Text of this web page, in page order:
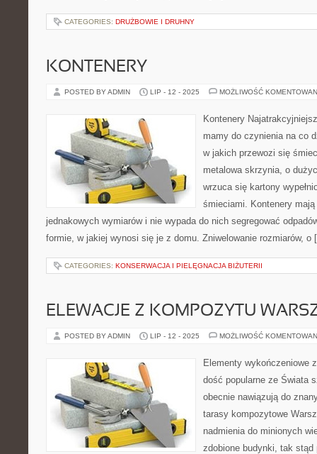
CATEGORIES: DRUŻBOWIE I DRUHNY
KONTENERY
POSTED BY ADMIN LIP - 12 - 2025 MOŻLIWOŚĆ
Kontenery
mamy do czynienia na co
w jakich przewozi się
metalowa skrzynia, o
wrzuca się kartony
śmieciami. Kontenery
jednakowych wymiarów i nie wypada do nich segregować
formie, w jakiej wynosi się je z domu. Zniwelowanie rozmiarów,
CATEGORIES: KONSERWACJA I PIELĘGNACJA BIŻUTERII
ELEWACJE Z KOMPOZYTU
POSTED BY ADMIN LIP - 12 - 2025 MOŻLIWOŚĆ
Elementy wykończeniowe
dość popularne ze Świata
obecnie nawiązują do
tarasy kompozytowe
nadmienia do minionych
zdobione budynki, tak